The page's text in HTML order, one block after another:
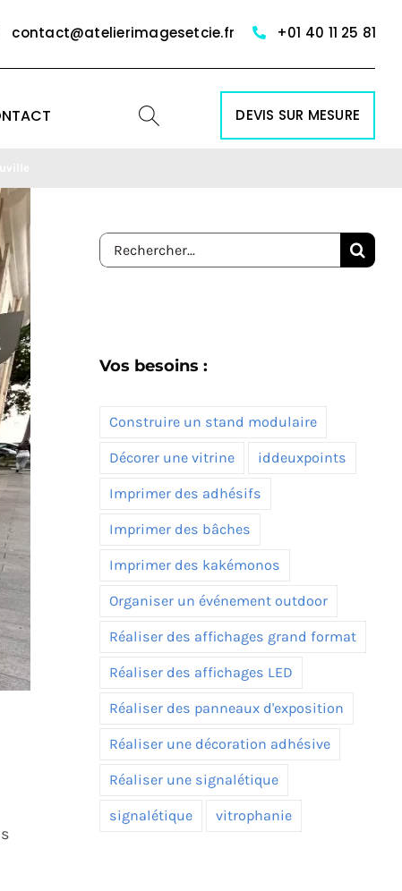
contact@atelierimagesetcie.fr +01 40 11 25 81
DEVIS SUR MESURE
Rechercher:
Vos besoins :
Construire un stand modulaire
Décorer une vitrine iddeuxpoints
Imprimer des adhésifs
Imprimer des bâches
Imprimer des kakémonos
Organiser un événement outdoor
Réaliser des affichages grand format
Réaliser des affichages LED
Réaliser des panneaux d'exposition
Réaliser une décoration adhésive
Réaliser une signalétique
signalétique vitrophanie